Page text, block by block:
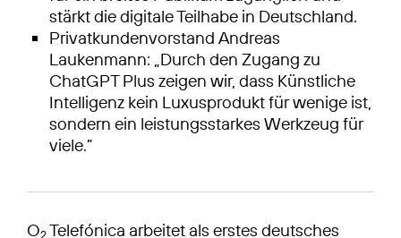
stärkt die digitale Teilhabe in Deutschland.
Privatkundenvorstand Andreas
Laukenmann: „Durch den Zugang zu
ChatGPT Plus zeigen wir, dass Künstliche
Intelligenz kein Luxusprodukt für wenige ist,
sondern ein leistungsstarkes Werkzeug für
viele.”
O2Telefónica arbeitet als erstes deutsches